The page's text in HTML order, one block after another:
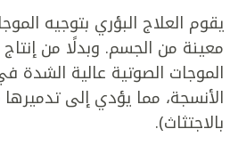
يقوم العلاج البؤري بتوجيه
معينة من الجسم. وبدلًا من
الموجات الصوتية عالية الشدة
الأنسجة، مما يؤدي إلى
بالاجتثاث).